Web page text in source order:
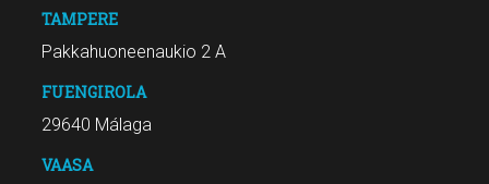
TAMPERE
Pakkahuoneenaukio 2 A
FUENGIROLA
29640 Málaga
VAASA